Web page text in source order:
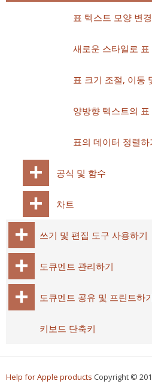
표 텍스트 모양 변
새로운 스타일로 표
표 크기 조절, 이동
양방향 텍스트의
표의 데이터 정렬하
공식 및 함수
차트
쓰기 및 편집 도구 사용하기
도큐멘트 관리하기
도큐멘트 공유 및 프린트하
키보드 단축키
Help for Apple products Copyright ©